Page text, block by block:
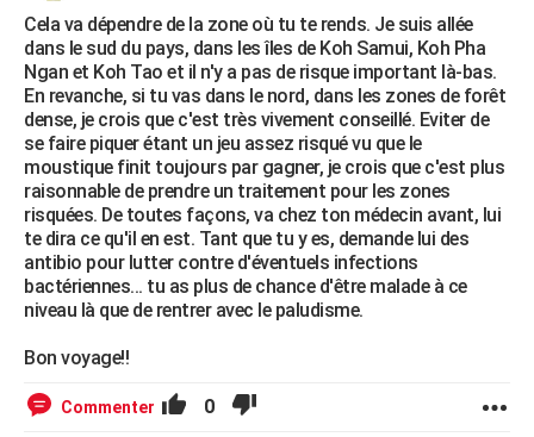
Cela va dépendre de la zone où tu te rends. Je suis allée
dans le sud du pays, dans les îles de Koh Samui, Koh Pha
Ngan et Koh Tao et il n'y a pas de risque important là-bas.
En revanche, si tu vas dans le nord, dans les zones de forêt
dense, je crois que c'est très vivement conseillé. Eviter de
se faire piquer étant un jeu assez risqué vu que le
moustique finit toujours par gagner, je crois que c'est plus
raisonnable de prendre un traitement pour les zones
risquées. De toutes façons, va chez ton médecin avant, lui
te dira ce qu'il en est. Tant que tu y es, demande lui des
antibio pour lutter contre d'éventuels infections
bactériennes... tu as plus de chance d'être malade à ce
niveau là que de rentrer avec le paludisme.
Bon voyage!!
Commenter 0